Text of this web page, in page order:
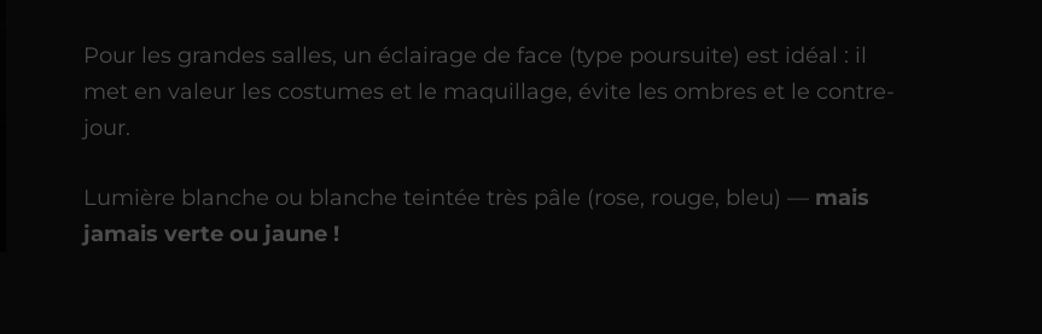
Pour les grandes salles, un éclairage de face (type poursuite) est idéal : il
met en valeur les costumes et le maquillage, évite les ombres et le contre-
jour.
Lumière blanche ou blanche teintée très pâle (rose, rouge, bleu) — mais
jamais verte ou jaune !